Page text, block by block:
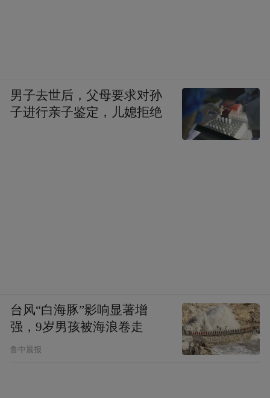
男子去世后，父母要求对孙
子进行亲子鉴定，儿媳拒绝
台风“白海豚”影响显著增
强，9岁男孩被海浪卷走
鲁中晨报